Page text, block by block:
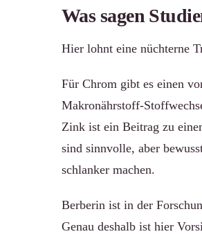
Was sagen
Hier lohnt eine nüchterne
Für Chrom gibt es einen
Makronährstoff-
Zink ist ein Beitrag zu
sind sinnvolle, aber
schlanker machen.
Berberin ist in der
Genau deshalb ist hier